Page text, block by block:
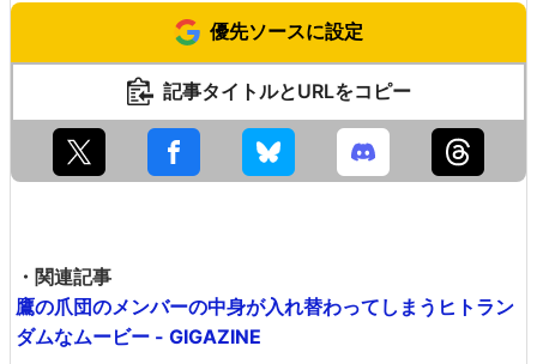
優先ソースに設定
記事タイトルとURLをコピー
・関連記事
鷹の爪団のメンバーの中身が入れ替わってしまうヒトラン
ダムなムービー - GIGAZINE